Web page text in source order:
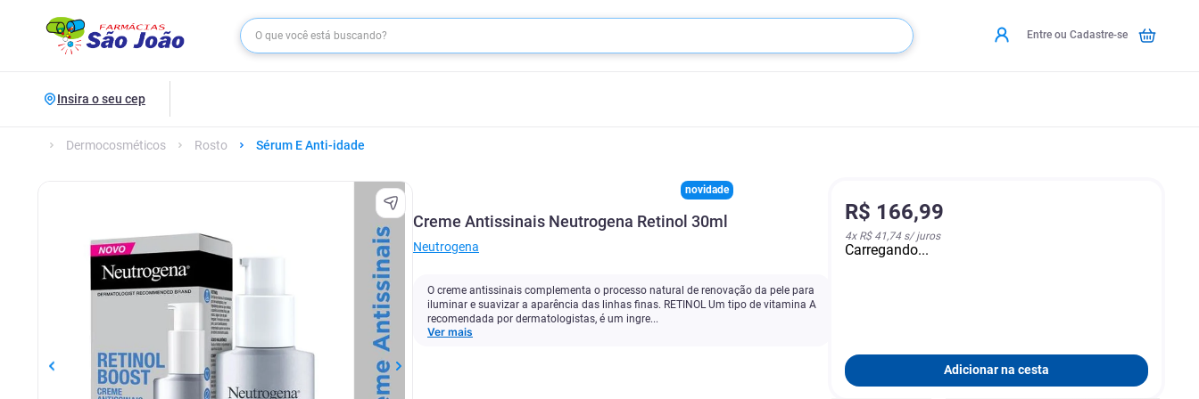
Entre ou Cadastre-se
Insira o seu cep
Dermocosméticos Rosto Sérum E Anti-idade
novidade
Creme Antissinais Neutrogena Retinol 30ml
Neutrogena
O creme antissinais complementa o processo natural de renovação da pele para
iluminar e suavizar a aparência das linhas finas. RETINOL Um tipo de vitamina A
recomendada por dermatologistas, é um ingre...
Ver mais
R$ 166,99
4x R$ 41,74s/ juros
Carregando...
Adicionar na cesta